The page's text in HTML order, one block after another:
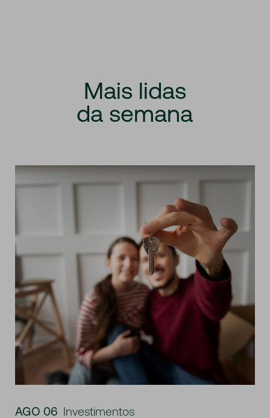
Mais lidas
da semana
AGO 06 Investimentos